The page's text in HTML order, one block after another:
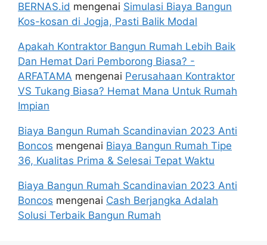
BERNAS.id mengenai Simulasi Biaya Bangun
Kos-kosan di Jogja, Pasti Balik Modal
Apakah Kontraktor Bangun Rumah Lebih Baik
Dan Hemat Dari Pemborong Biasa? -
ARFATAMA mengenai Perusahaan Kontraktor
VS Tukang Biasa? Hemat Mana Untuk Rumah
Impian
Biaya Bangun Rumah Scandinavian 2023 Anti
Boncos mengenai Biaya Bangun Rumah Tipe
36, Kualitas Prima & Selesai Tepat Waktu
Biaya Bangun Rumah Scandinavian 2023 Anti
Boncos mengenai Cash Berjangka Adalah
Solusi Terbaik Bangun Rumah